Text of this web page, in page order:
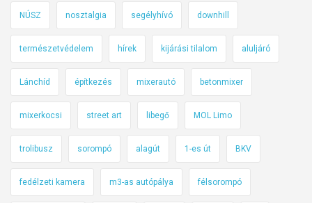
NÚSZ nosztalgia segélyhívó downhill
természetvédelem hírek kijárási tilalom aluljáró
Lánchíd építkezés mixerautó betonmixer
mixerkocsi street art libegő MOL Limo
trolibusz sorompó alagút 1-es út BKV
fedélzeti kamera m3-as autópálya félsorompó